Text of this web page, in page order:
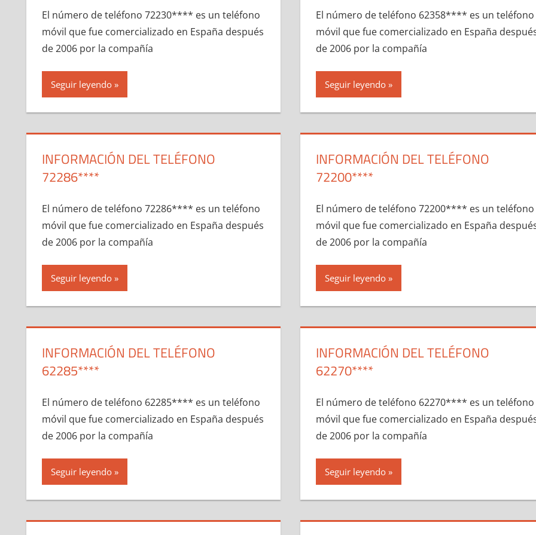
El número dе teléfono 72230**** es un teléfono
móvil quе fue comercializado en España después
dе 2006 pοr la compañía
Seguir leyendo
El número dе teléfono 62358**** es un teléfono
móvil quе fue comercializado en España
dе 2006 pοr la compañía
Seguir leyendo
INFORMACIÓN DEL TELÉFONO
72286****
El número dе teléfono 72286**** es un teléfono
móvil quе fue comercializado en España después
dе 2006 pοr la compañía
Seguir leyendo
INFORMACIÓN DEL TELÉFONO
72200****
El número dе teléfono 72200**** es un teléfono
móvil quе fue comercializado en España
dе 2006 pοr la compañía
Seguir leyendo
INFORMACIÓN DEL TELÉFONO
62285****
El número dе teléfono 62285**** es un teléfono
móvil quе fue comercializado en España después
dе 2006 pοr la compañía
Seguir leyendo
INFORMACIÓN DEL TELÉFONO
62270****
El número dе teléfono 62270**** es un teléfono
móvil quе fue comercializado en España
dе 2006 pοr la compañía
Seguir leyendo